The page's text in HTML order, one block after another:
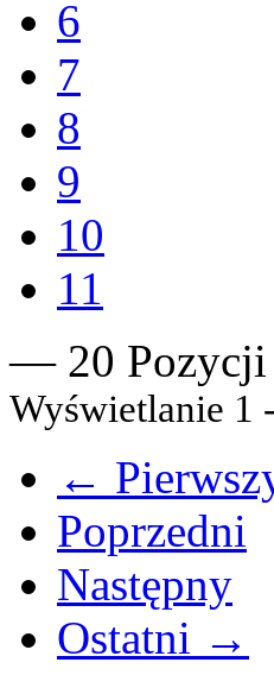
6
7
8
9
10
11
— 20 Pozycji
Wyświetlanie 1
←
Poprzedni
Następny
Ostatni →